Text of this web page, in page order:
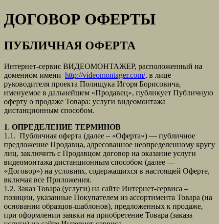
ДОГОВОР ОФЕРТЫ
ПУБЛИЧНАЯ ОФЕРТА
Интернет-сервис ВИДЕОМОНТАЖЕР, расположенный на
доменном имени http://videomontager.com/, в лице
руководителя проекта Полищука Игоря Борисовича,
именуемое в дальнейшем «Продавец», публикует Публичную
оферту о продаже Товара: услуги видеомонтажа
дистанционным способом.
1. ОПРЕДЕЛЕНИЕ ТЕРМИНОВ
1.1. Публичная оферта (далее – «Оферта») — публичное
предложение Продавца, адресованное неопределенному кругу
лиц, заключить с Продавцом договор на оказание услуги
видеомонтажа дистанционным способом (далее —
«Договор») на условиях, содержащихся в настоящей Оферте,
включая все Приложения.
1.2. Заказ Товара (услуги) на сайте Интернет-сервиса –
позиции, указанные Покупателем из ассортимента Товара (на
основании образцов-шаблонов), предложенных к продаже,
при оформлении заявки на приобретение Товара (заказа